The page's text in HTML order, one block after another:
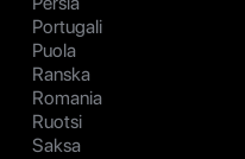
Portugali
Puola
Ranska
Romania
Ruotsi
Saksa